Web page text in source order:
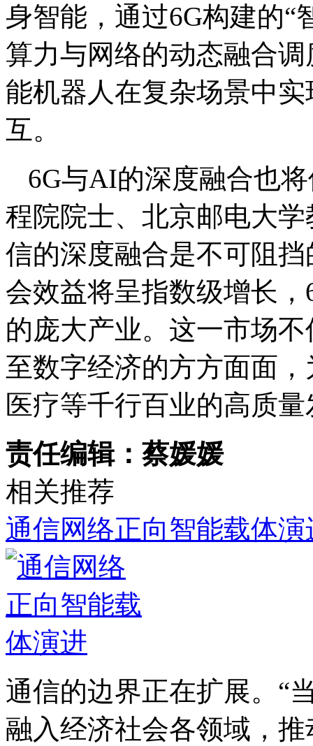
身智能，通过6G构建的“
算力与网络的动态融合
能机器人在复杂场景中
互。
6G与AI的深度融合也
程院院士、北京邮电大
信的深度融合是不可阻
会效益将呈指数级增长
的庞大产业。这一市场
至数字经济的方方面面
医疗等千行百业的高质
责任编辑：蔡媛媛
相关推荐
通信网络正向智能载体演
通信的边界正在扩展。“
融入经济社会各领域，